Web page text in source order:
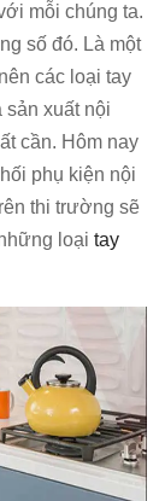
mỗi chúng ta.
số đó. Là một
các loại tay
sản xuất nội
cần. Hôm nay
phụ kiện nội
thi trường sẽ
loại tay